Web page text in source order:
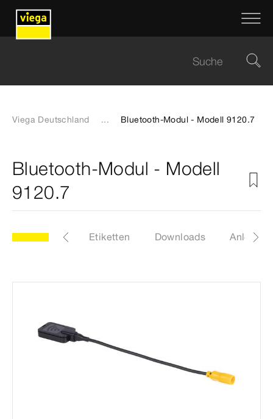
Viega Deutschland ... Bluetooth-Modul - Modell 9120.7
Bluetooth-Modul - Modell
9120.7
Artikel Etiketten Downloads